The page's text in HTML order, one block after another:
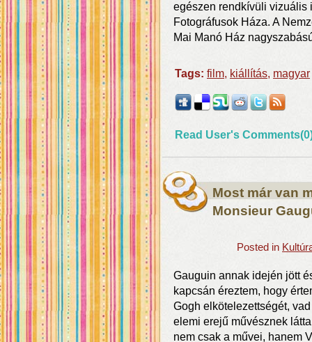
egészen rendkívüli vizuális
Fotográfusok Háza. A
Mai Manó Ház
Tags: film, kiállítás, magyar
Read User's
Most már van
Monsieur
Posted in
Gauguin annak idején jött
kapcsán éreztem, hogy
Gogh elkötelezettségét,
elemi erejű művésznek
nem csak a művei, hanem